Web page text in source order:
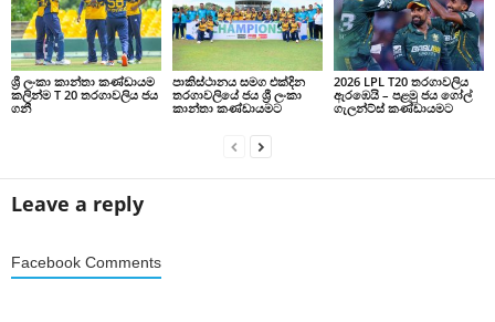
ශ්‍රී ලංකා කාන්තා කණ්ඩායම
කලින්ම T 20 තරගාවලිය ජය
ගනී
පාකිස්ථානය සමග එක්දින
තරගාවලියේ ජය ශ්‍රී ලංකා
කාන්තා කණ්ඩායමට
2026 LPL T20 තරගාවලිය
ඇරඹෙයි – පළමු ජය ගෝල්
ගැලන්ට්ස් කණ්ඩායමට
Leave a reply
Facebook Comments